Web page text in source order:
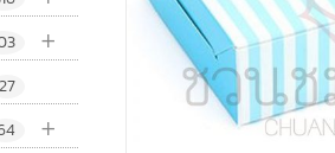
+
27
+